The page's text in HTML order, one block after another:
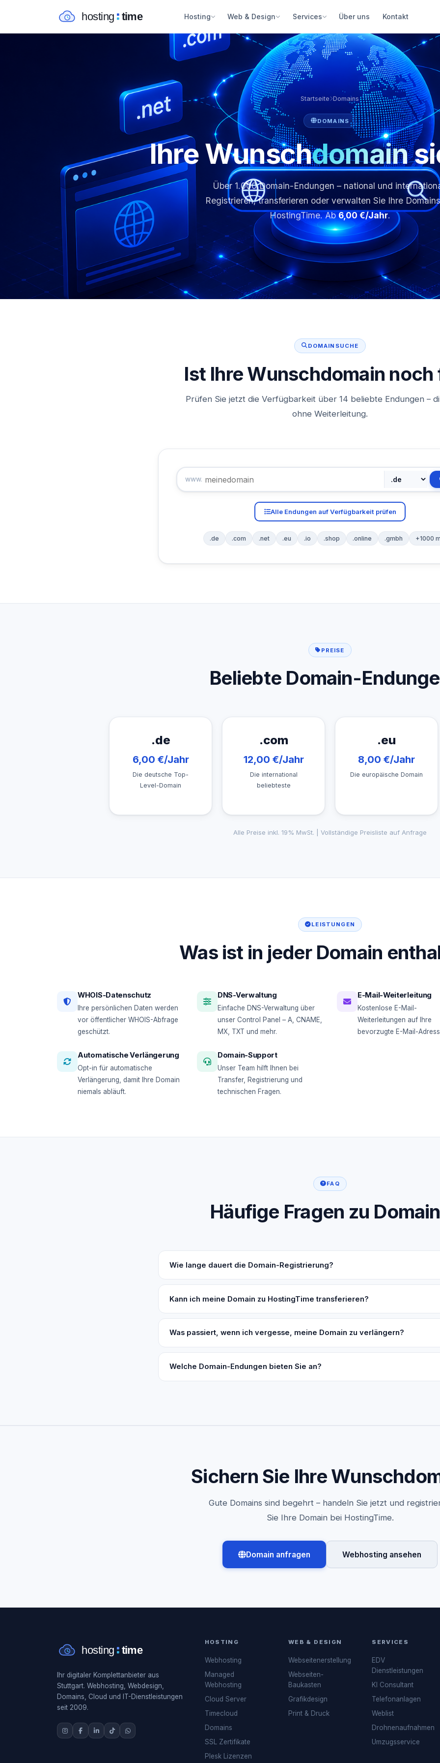
Hosting Web & Design Services Über uns Kontakt
Startseite Domains
DOMAINS
Ihre Wunschdomain
Über 1.000 Domain-Endungen – national und
Registrieren, transferieren oder verwalten Sie Ihre
HostingTime. Ab6,00 €/Jahr.
DOMAINSUCHE
Ist Ihre Wunschdomain noch
Prüfen Sie jetzt die Verfügbarkeit über 14 beliebte Endungen –
ohne Weiterleitung.
www.
Alle Endungen auf Verfügbarkeit prüfen
.de .com .net .eu .io .shop .online .gmbh +1000
PREISE
Beliebte Domain-
.de
6,00 €/Jahr
Die deutsche Top-
Level-Domain
.com
12,00 €/Jahr
Die international
beliebteste
.eu
8,00 €/Jahr
Die europäische Domain
Alle Preise inkl. 19% MwSt. | Vollständige Preisliste auf Anfrage
LEISTUNGEN
Was ist in jeder Domain
WHOIS-Datenschutz
Ihre persönlichen Daten werden
vor öffentlicher WHOIS-Abfrage
geschützt.
DNS-Verwaltung
Einfache DNS-Verwaltung über
unser Control Panel – A, CNAME,
MX, TXT und mehr.
E-Mail-Weiterleitung
Kostenlose E-Mail-
Weiterleitungen auf Ihre
bevorzugte E-Mail-
Automatische Verlängerung
Opt-in für automatische
Verlängerung, damit Ihre Domain
niemals abläuft.
Domain-Support
Unser Team hilft Ihnen bei
Transfer, Registrierung und
technischen Fragen.
FAQ
Häufige Fragen zu
Wie lange dauert die Domain-Registrierung?
Kann ich meine Domain zu HostingTime transferieren?
Was passiert, wenn ich vergesse, meine Domain zu verlängern?
Welche Domain-Endungen bieten Sie an?
Sichern Sie Ihre
Gute Domains sind begehrt – handeln Sie jetzt und
Sie Ihre Domain bei HostingTime.
Domain anfragen Webhosting ansehen
Ihr digitaler Komplettanbieter aus
Stuttgart. Webhosting, Webdesign,
Domains, Cloud und IT-Dienstleistungen
seit 2009.
HOSTING
Webhosting
Managed
Webhosting
Cloud Server
Timecloud
Domains
SSL Zertifikate
Plesk Lizenzen
WEB & DESIGN
Webseitenerstellung
Webseiten-
Baukasten
Grafikdesign
Print & Druck
SERVICES
EDV
Dienstleistungen
KI Consultant
Telefonanlagen
Weblist
Drohnenaufnahmen
Umzugsservice